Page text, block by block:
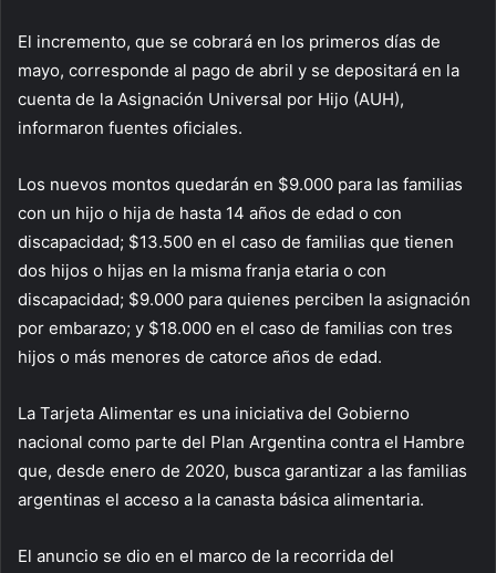
El incremento, que se cobrará en los primeros días de
mayo, corresponde al pago de abril y se depositará en la
cuenta de la Asignación Universal por Hijo (AUH),
informaron fuentes oficiales.
Los nuevos montos quedarán en $9.000 para las familias
con un hijo o hija de hasta 14 años de edad o con
discapacidad; $13.500 en el caso de familias que tienen
dos hijos o hijas en la misma franja etaria o con
discapacidad; $9.000 para quienes perciben la asignación
por embarazo; y $18.000 en el caso de familias con tres
hijos o más menores de catorce años de edad.
La Tarjeta Alimentar es una iniciativa del Gobierno
nacional como parte del Plan Argentina contra el Hambre
que, desde enero de 2020, busca garantizar a las familias
argentinas el acceso a la canasta básica alimentaria.
El anuncio se dio en el marco de la recorrida del